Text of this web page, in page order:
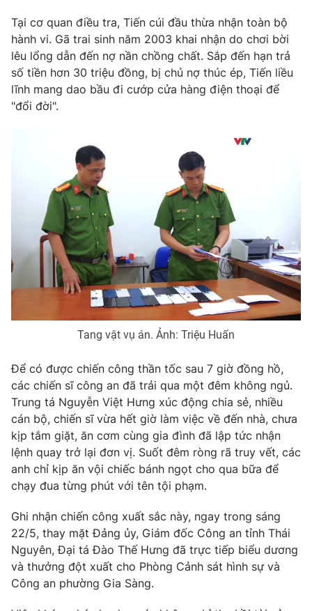
Tại cơ quan điều tra, Tiến cúi đầu thừa nhận toàn bộ
hành vi. Gã trai sinh năm 2003 khai nhận do chơi bời
lêu lổng dẫn đến nợ nần chồng chất. Sắp đến hạn trả
số tiền hơn 30 triệu đồng, bị chủ nợ thúc ép, Tiến liều
lĩnh mang dao bầu đi cướp cửa hàng điện thoại để
"đổi đời".
Tang vật vụ án. Ảnh: Triệu Huấn
Để có được chiến công thần tốc sau 7 giờ đồng hồ,
các chiến sĩ công an đã trải qua một đêm không ngủ.
Trung tá Nguyễn Việt Hưng xúc động chia sẻ, nhiều
cán bộ, chiến sĩ vừa hết giờ làm việc về đến nhà, chưa
kịp tắm giặt, ăn cơm cùng gia đình đã lập tức nhận
lệnh quay trở lại đơn vị. Suốt đêm ròng rã truy vết, các
anh chỉ kịp ăn vội chiếc bánh ngọt cho qua bữa để
chạy đua từng phút với tên tội phạm.
Ghi nhận chiến công xuất sắc này, ngay trong sáng
22/5, thay mặt Đảng ủy, Giám đốc Công an tỉnh Thái
Nguyên, Đại tá Đào Thế Hưng đã trực tiếp biểu dương
và thưởng đột xuất cho Phòng Cảnh sát hình sự và
Công an phường Gia Sàng.